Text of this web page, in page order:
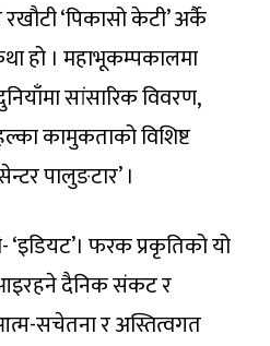
‘पिकासो केटी’ अर्कै
हो । महाभूकम्पकालमा
सांसारिक विवरण,
कामुकताको विशिष्ट
पालुङटार’ ।
‘इडियट’। फरक प्रकृतिको यो
दैनिक संकट र
सचेतना र अस्तित्वगत